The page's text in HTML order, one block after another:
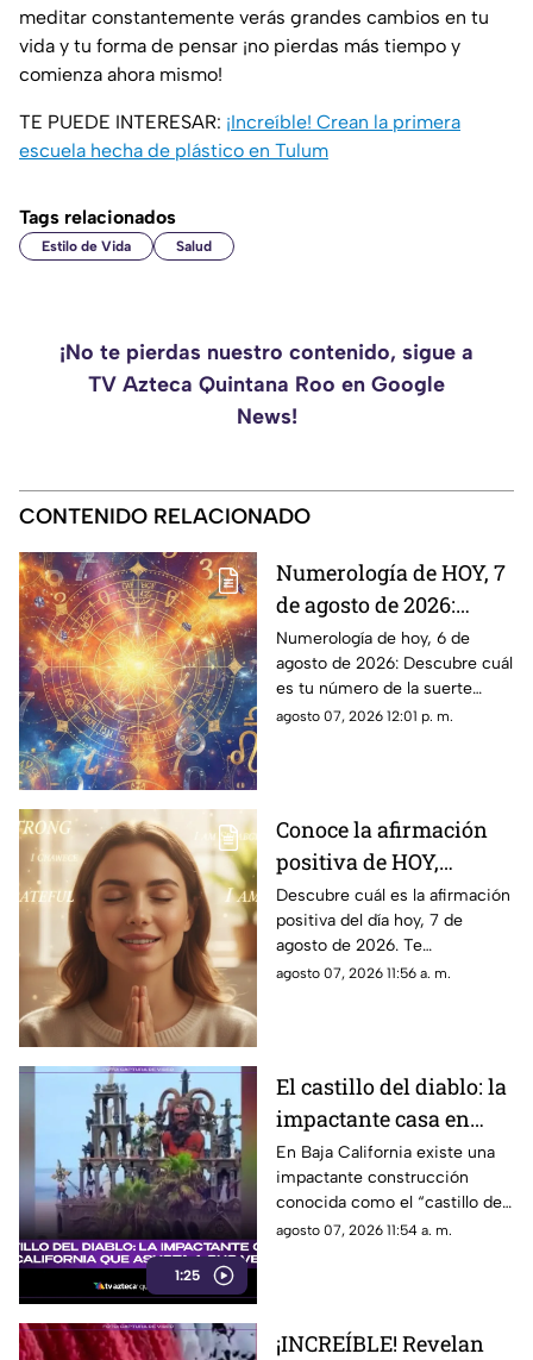
meditar constantemente verás grandes cambios en tu
vida y tu forma de pensar ¡no pierdas más tiempo y
comienza ahora mismo!
TE PUEDE INTERESAR: ¡Increíble! Crean la primera
escuela hecha de plástico en Tulum
Tags relacionados
Estilo de Vida Salud
¡No te pierdas nuestro contenido, sigue a
TV Azteca Quintana Roo en Google
News!
CONTENIDO RELACIONADO
Numerología de HOY, 7
de agosto de 2026:
¿Cuál es el número de
la suerte de este
viernes para cada
signo del zodiaco?
Numerología de hoy, 6 de
agosto de 2026: Descubre cuál
es tu número de la suerte
según tu signo zodiacal.
agosto 07, 2026 12:01 p. m.
Conoce la afirmación
positiva de HOY,
viernes 7 de agosto de
2026: Repite estas
palabras y llena tu día
de energía
Descubre cuál es la afirmación
positiva del día hoy, 7 de
agosto de 2026. Te
compartimos un mensaje
agosto 07, 2026 11:56 a. m.
1:25
El castillo del diablo: la
impactante casa en
Baja California que
asusta a sus vecinos
En Baja California existe una
impactante construcción
conocida como el “castillo del
diablo” y aquí te compartimos
agosto 07, 2026 11:54 a. m.
¡INCREÍBLE! Revelan